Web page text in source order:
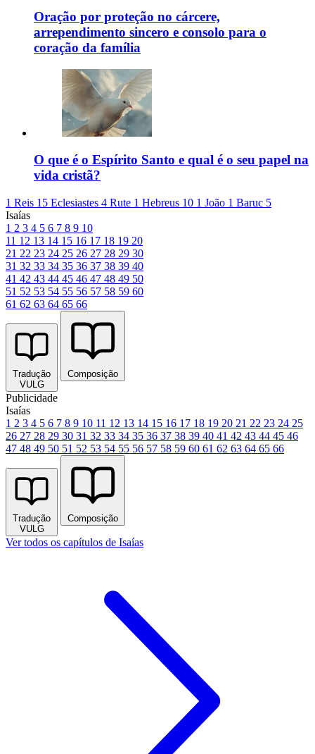
Oração por proteção no cárcere,
arrependimento sincero e consolo para o
coração da família
O que é o Espírito Santo e qual é o seu papel na
vida cristã?
1 Reis 15 Eclesiastes 4 Rute 1 Hebreus 10 1 João 1 Baruc 5
Isaías
1 2 3 4 5 6 7 8 9 10
11 12 13 14 15 16 17 18 19 20
21 22 23 24 25 26 27 28 29 30
31 32 33 34 35 36 37 38 39 40
41 42 43 44 45 46 47 48 49 50
51 52 53 54 55 56 57 58 59 60
61 62 63 64 65 66
Tradução
VULG
Composição
Publicidade
Isaías
1 2 3 4 5 6 7 8 9 10 11 12 13 14 15 16 17 18 19 20 21 22 23 24 25
26 27 28 29 30 31 32 33 34 35 36 37 38 39 40 41 42 43 44 45 46
47 48 49 50 51 52 53 54 55 56 57 58 59 60 61 62 63 64 65 66
Tradução
VULG
Composição
Ver todos os capítulos de Isaías